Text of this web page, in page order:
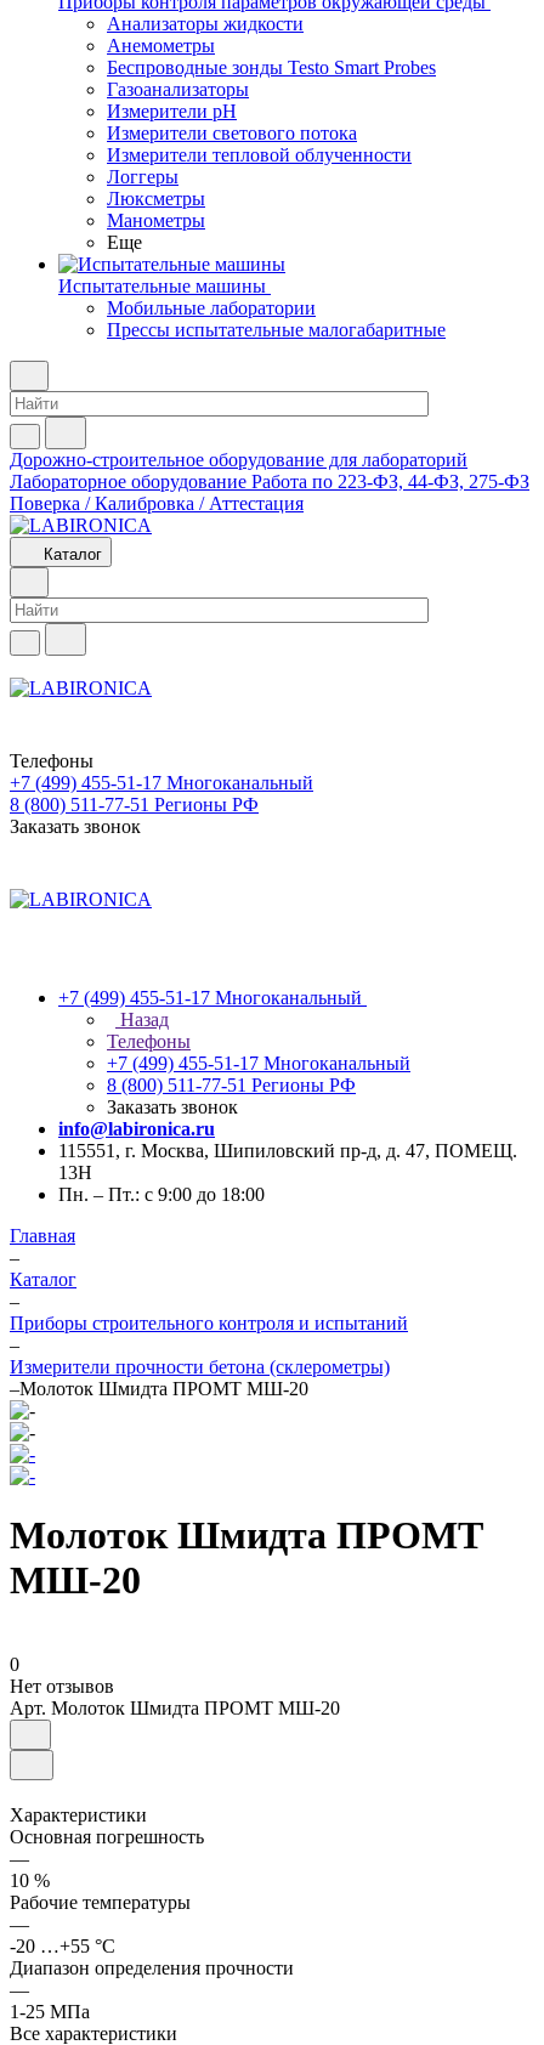
Анализаторы жидкости
Анемометры
Беспроводные зонды Testo Smart Probes
Газоанализаторы
Измерители pH
Измерители светового потока
Измерители тепловой облученности
Логгеры
Люксметры
Манометры
Еще
Испытательные машины
Мобильные лаборатории
Прессы испытательные малогабаритные
Дорожно-строительное оборудование для лабораторий
Лабораторное оборудование Работа по 223-ФЗ, 44-ФЗ, 275-ФЗ
Поверка / Калибровка / Аттестация
Каталог
Телефоны
+7 (499) 455-51-17 Многоканальный
8 (800) 511-77-51 Регионы РФ
Заказать звонок
+7 (499) 455-51-17 Многоканальный
Назад
Телефоны
+7 (499) 455-51-17 Многоканальный
8 (800) 511-77-51 Регионы РФ
Заказать звонок
info@labironica.ru
115551, г. Москва, Шипиловский пр-д, д. 47, ПОМЕЩ.
13Н
Пн. – Пт.: с 9:00 до 18:00
Главная
–
Каталог
–
Приборы строительного контроля и испытаний
–
Измерители прочности бетона (склерометры)
–Молоток Шмидта ПРОМТ МШ-20
Молоток Шмидта ПРОМТ
МШ-20
0
Нет отзывов
Арт. Молоток Шмидта ПРОМТ МШ-20
Характеристики
Основная погрешность
—
10 %
Рабочие температуры
—
-20 …+55 °С
Диапазон определения прочности
—
1-25 МПа
Все характеристики